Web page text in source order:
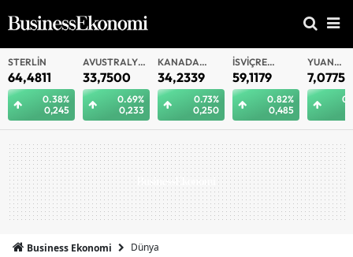
AVUSTRALYA
DOLARI
33,7500
0.69%
0,233
KANADA
DOLARI
34,2339
0.73%
0,250
İSVIÇRE
FRANKI
59,1179
0.82%
0,485
YUAN
OFFSHORE
7,0775
0.29%
0,021
YUAN
7,0812
Business Ekonomi Dünya